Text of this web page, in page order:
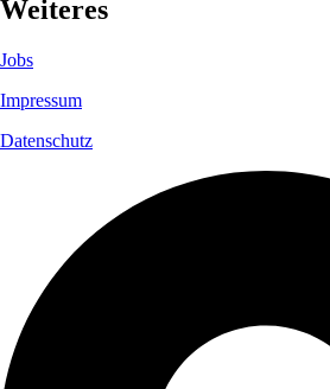
Weiteres
Jobs
Impressum
Datenschutz